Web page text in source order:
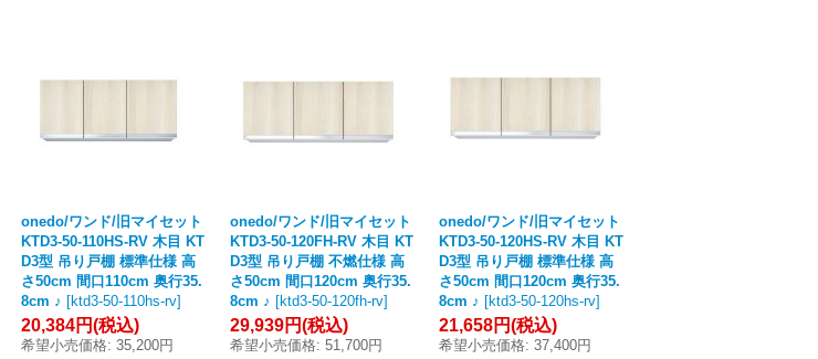
onedo/ワンド/旧マイセット
KTD3-50-110HS-RV 木目 KT
D3型 吊り戸棚 標準仕様 高
さ50cm 間口110cm 奥行35.
8cm ♪ [ktd3-50-110hs-rv]
20,384円(税込)
希望小売価格: 35,200円
onedo/ワンド/旧マイセット
KTD3-50-120FH-RV 木目 KT
D3型 吊り戸棚 不燃仕様 高
さ50cm 間口120cm 奥行35.
8cm ♪ [ktd3-50-120fh-rv]
29,939円(税込)
希望小売価格: 51,700円
onedo/ワンド/旧マイセット
KTD3-50-120HS-RV 木目 KT
D3型 吊り戸棚 標準仕様 高
さ50cm 間口120cm 奥行35.
8cm ♪ [ktd3-50-120hs-rv]
21,658円(税込)
希望小売価格: 37,400円